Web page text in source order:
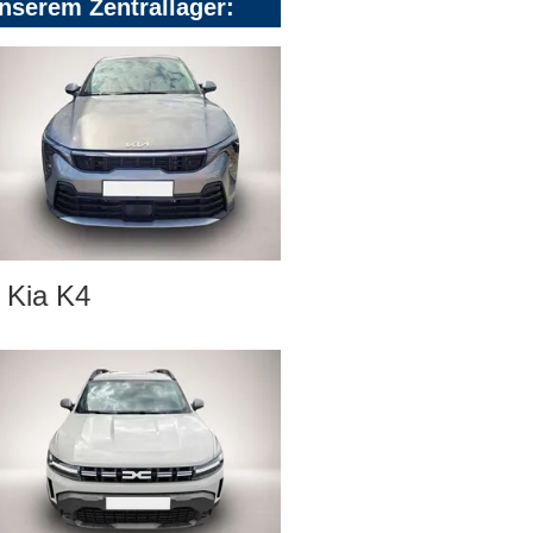
Zentrallager:
Kia K4